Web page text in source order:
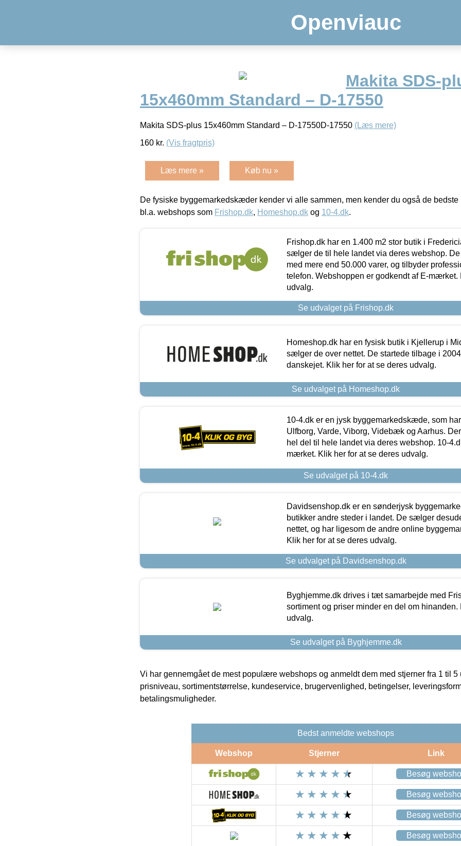
Openviauc
Makita SDS-
15x460mm Standard – D-17550
Makita SDS-plus 15x460mm Standard – D-17550D-17550 (Læs mere)
160 kr. (Vis fragtpris)
Læs mere » Køb nu »
De fysiske byggemarkedskæder kender vi alle sammen, men kender du også de bedste
bl.a. webshops som Frishop.dk, Homeshop.dk og 10-4.dk.
Frishop.dk har en 1.400 m2 stor butik i
sælger de til hele landet via deres webshop. De
med mere end 50.000 varer, og tilbyder
telefon. Webshoppen er godkendt af E-mærket.
udvalg.
Se udvalget på Frishop.dk
Homeshop.dk har en fysisk butik i Kjellerup i
sælger de over nettet. De startede tilbage i
danskejet. Klik her for at se deres udvalg.
Se udvalget på Homeshop.dk
10-4.dk er en jysk byggemarkedskæde, som
Ulfborg, Varde, Viborg, Videbæk og Aarhus.
hel del til hele landet via deres webshop. 10-
mærket. Klik her for at se deres udvalg.
Se udvalget på 10-4.dk
Davidsenshop.dk er en sønderjysk
butikker andre steder i landet. De sælger
nettet, og har ligesom de andre online
Klik her for at se deres udvalg.
Se udvalget på Davidsenshop.dk
Byghjemme.dk drives i tæt samarbejde med
sortiment og priser minder en del om hinanden.
udvalg.
Se udvalget på Byghjemme.dk
Vi har gennemgået de mest populære webshops og anmeldt dem med stjerner fra 1 til 5
prisniveau, sortimentstørrelse, kundeservice, brugervenlighed, betingelser,
betalingsmuligheder.
Bedst anmeldte webshops
Webshop Stjerner Link
Besøg
Besøg
Besøg
Besøg